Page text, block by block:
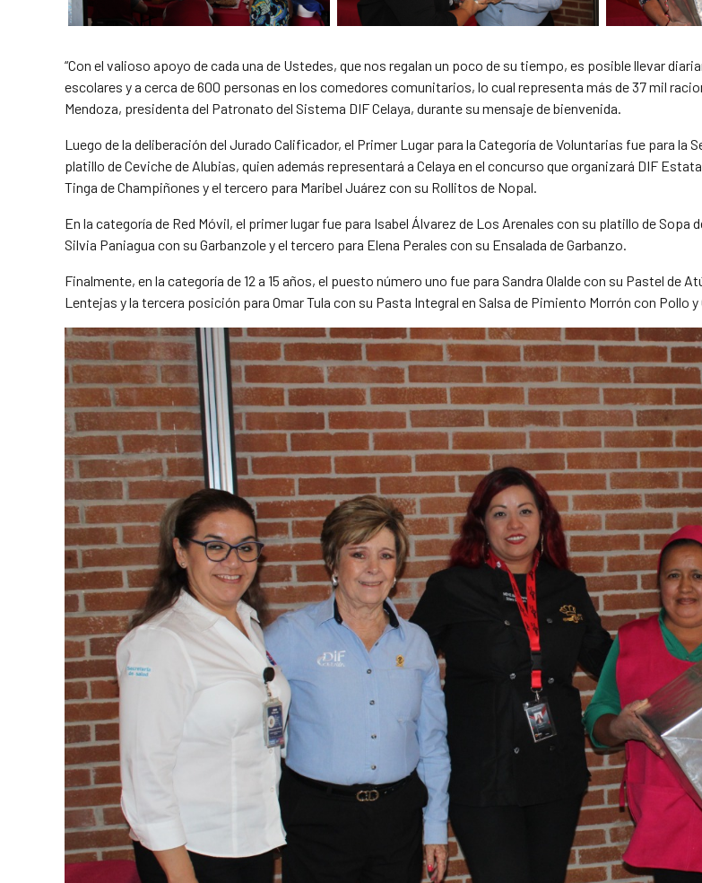
“Con el valioso apoyo de cada una de Ustedes, que nos regalan un poco de su tiempo, es posible llevar
escolares y a cerca de 600 personas en los comedores comunitarios, lo cual representa más de 37 mil
Mendoza, presidenta del Patronato del Sistema DIF Celaya, durante su mensaje de bienvenida.
Luego de la deliberación del Jurado Calificador, el Primer Lugar para la Categoría de Voluntarias fue para la
platillo de Ceviche de Alubias, quien además representará a Celaya en el concurso que organizará DIF
Tinga de Champiñones y el tercero para Maribel Juárez con su Rollitos de Nopal.
En la categoría de Red Móvil, el primer lugar fue para Isabel Álvarez de Los Arenales con su platillo de Sopa
Silvia Paniagua con su Garbanzole y el tercero para Elena Perales con su Ensalada de Garbanzo.
Finalmente, en la categoría de 12 a 15 años, el puesto número uno fue para Sandra Olalde con su Pastel de
Lentejas y la tercera posición para Omar Tula con su Pasta Integral en Salsa de Pimiento Morrón con Pollo y